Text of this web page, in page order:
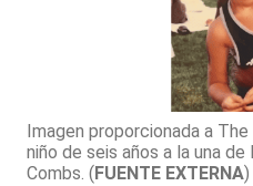
Imagen proporcionada a
niño de seis años a la una
Combs. ( FUENTE EXTERNA)